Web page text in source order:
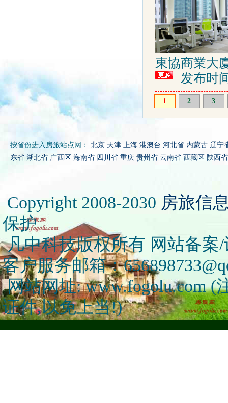
東協商業大
发布时
1 2 3
按省份进入房旅站点网： 北京 天津 上海 港澳台 河北省 内蒙古 辽宁
东省 湖北省 广西区 海南省 四川省 重庆 贵州省 云南省 西藏区 陕西省
Copyright 2008-2030 房旅信
保护
凡中科技版权所有 网站备案/
客户服务邮箱：
网站网址: www.fogolu.com (
证件,以免上当!)